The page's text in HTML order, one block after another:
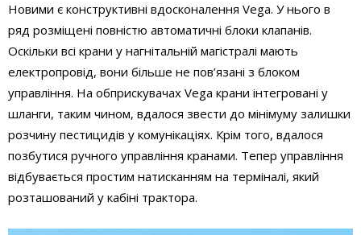
Новими є конструктивні вдосконалення Vega. У нього в
ряд розміщені повністю автоматичні блоки клапанів.
Оскільки всі крани у нагнітальній магістралі мають
електропровід, вони більше не пов’язані з блоком
управління. На обприскувачах Vega крани інтегровані у
шланги, таким чином, вдалося звести до мінімуму залишки
розчину пестицидів у комунікаціях. Крім того, вдалося
позбутися ручного управління кранами. Тепер управління
відбувається простим натисканням на терміналі, який
розташований у кабіні трактора.